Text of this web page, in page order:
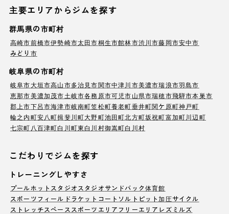
主要エリアからジムを探す
群馬県の市町村
高崎市前橋市伊勢崎市太田市桐生市館林市渋川市藤岡市安中市
みどり市
岐阜県の市町村
岐阜市大垣市高山市多治見市関市中津川市美濃市瑞浪市羽島市
恵那市美濃加茂市土岐市各務原市可児市山県市瑞穂市飛騨市本巣市
郡上市下呂市海津市岐南町笠松町養老町垂井町関ケ原町神戸町
輪之内町安八町揖斐川町大野町池田町北方町坂祝町富加町川辺町
七宗町 八百津町白川町東白川村御嵩町白川村
こだわりでジムを探す
トレーニングしやすさ
プールホットスタジオ スタジオサンドバック体育館
スポーツフィールド ラケットコート ソルトピット加圧サイクル
ストレッチスペース スポーツエリア フリーエリア レズミルズ